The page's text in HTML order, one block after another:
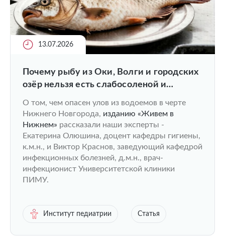
13.07.2026
Почему рыбу из Оки, Волги и городских
озёр нельзя есть слабосоленой и
О том, чем опасен улов из водоемов в черте
Нижнего Новгорода, изданию «Живем в
Нижнем» рассказали наши эксперты -
Екатерина Олюшина, доцент кафедры гигиены,
к.м.н., и Виктор Краснов, заведующий кафедрой
инфекционных болезней, д.м.н., врач-
инфекционист Университетской клиники
ПИМУ.
Институт педиатрии Статья